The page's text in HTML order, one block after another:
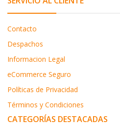
Contacto
Despachos
Informacion Legal
eCommerce Seguro
Políticas de Privacidad
Términos y Condiciones
CATEGORÍAS DESTACADAS